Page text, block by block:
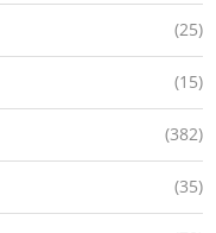
(25)
(15)
(382)
(35)